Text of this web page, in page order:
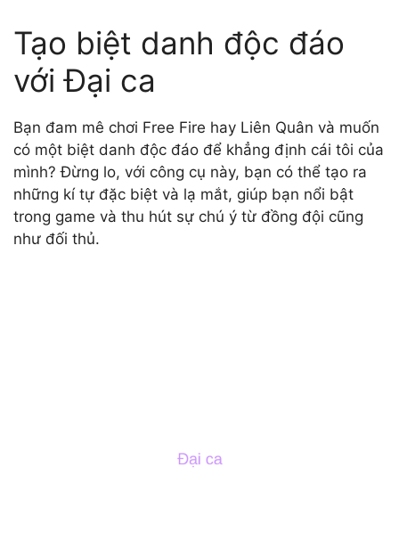
Tạo biệt danh độc đáo
với Đại ca
Bạn đam mê chơi Free Fire hay Liên Quân và muốn
có một biệt danh độc đáo để khẳng định cái tôi của
mình? Đừng lo, với công cụ này, bạn có thể tạo ra
những kí tự đặc biệt và lạ mắt, giúp bạn nổi bật
trong game và thu hút sự chú ý từ đồng đội cũng
như đối thủ.